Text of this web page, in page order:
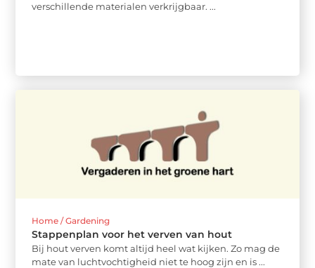
verschillende materialen verkrijgbaar. ...
Home / Gardening
Stappenplan voor het verven van hout
Bij hout verven komt altijd heel wat kijken. Zo mag de
mate van luchtvochtigheid niet te hoog zijn en is ...